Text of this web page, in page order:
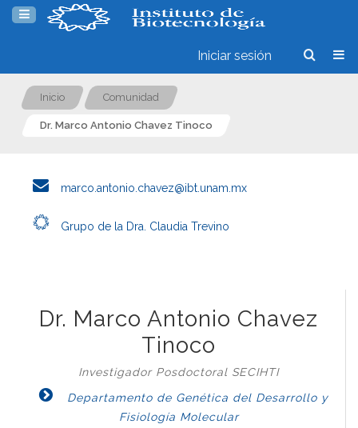
Iniciar sesión
Inicio Comunidad
Dr. Marco Antonio Chavez Tinoco
marco.antonio.chavez@ibt.unam.mx
Grupo de la Dra. Claudia Trevino
Dr. Marco Antonio Chavez
Tinoco
Investigador Posdoctoral SECIHTI
Departamento de Genética del Desarrollo y
Fisiología Molecular